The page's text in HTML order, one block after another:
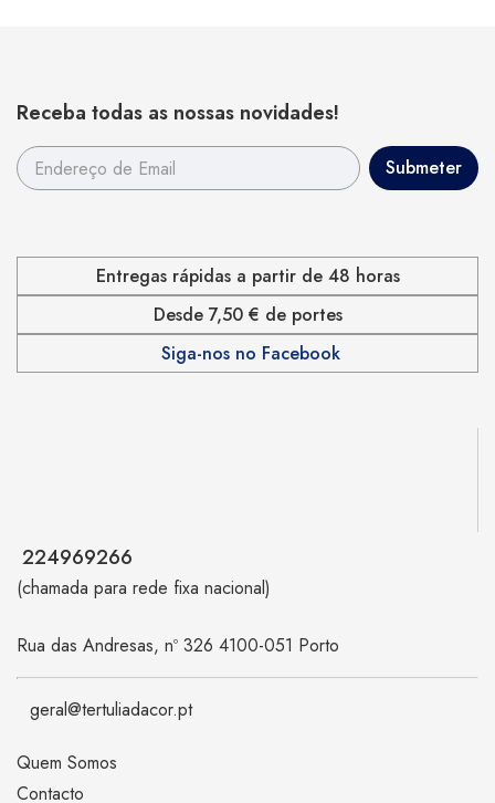
Receba todas as nossas novidades!
Entregas rápidas a partir de 48 horas
Desde 7,50 € de portes
Siga-nos no Facebook
224969266
(chamada para rede fixa nacional)
Rua das Andresas, nº 326 4100-051 Porto
geral@tertuliadacor.pt
Quem Somos
Contacto